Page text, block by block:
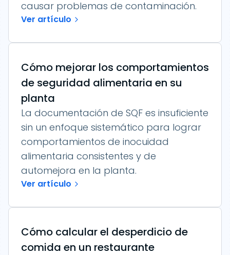
causar problemas de contaminación.
Ver artículo
Cómo mejorar los comportamientos
de seguridad alimentaria en su
planta
La documentación de SQF es insuficiente
sin un enfoque sistemático para lograr
comportamientos de inocuidad
alimentaria consistentes y de
automejora en la planta.
Ver artículo
Cómo calcular el desperdicio de
comida en un restaurante